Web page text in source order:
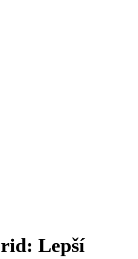
Lepší